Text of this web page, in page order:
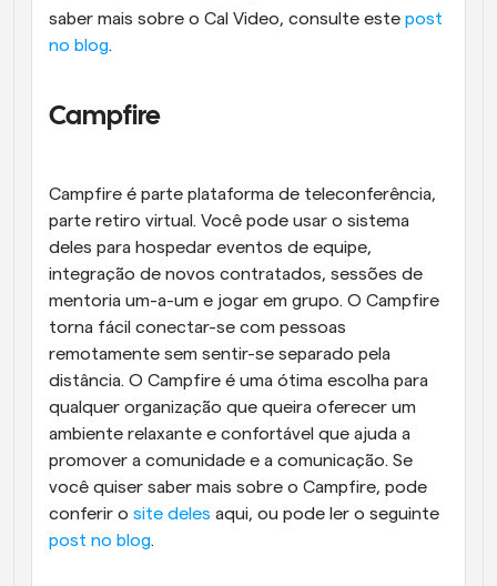
saber mais sobre o Cal Video, consulte este post
no blog.
Campfire
Campfire é parte plataforma de teleconferência,
parte retiro virtual. Você pode usar o sistema
deles para hospedar eventos de equipe,
integração de novos contratados, sessões de
mentoria um-a-um e jogar em grupo. O Campfire
torna fácil conectar-se com pessoas
remotamente sem sentir-se separado pela
distância. O Campfire é uma ótima escolha para
qualquer organização que queira oferecer um
ambiente relaxante e confortável que ajuda a
promover a comunidade e a comunicação. Se
você quiser saber mais sobre o Campfire, pode
conferir o site deles
post no blog.